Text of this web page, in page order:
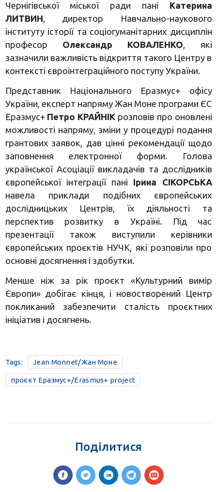
Чернігівської міської ради пані Катерина
ЛИТВИН, директор Навчально-наукового
інституту історії та соціогуманітарних дисциплін
професор Олександр КОВАЛЕНКО, які
зазначили важливість відкриття такого Центру в
контексті євроінтеграційного поступу України.
Представник Національного Еразмус+ офісу
України, експерт напряму Жан Моне програми ЄС
Еразмус+ Петро КРАЙНІК розповів про оновлені
можливості напряму, зміни у процедурі подання
грантових заявок, дав цінні рекомендації щодо
заповнення електронної форми. Голова
української Асоціації викладачів та дослідників
європейської інтеграції пані Ірина СІКОРСЬКА
навела приклади подібних європейських
дослідницьких Центрів, їх діяльності та
перспектив розвитку в Україні. Під час
презентації також виступили керівники
європейських проєктів НУЧК, які розповіли про
основні досягнення і здобутки.
Менше ніж за рік проєкт «Культурний вимір
Європи» добігає кінця, і новостворений Центр
покликаний забезпечити сталість проєктних
ініціатив і досягнень.
Tags: Jean Monnet/Жан Моне
проєкт Еразмус+/Erasmus+ project
Поділитися